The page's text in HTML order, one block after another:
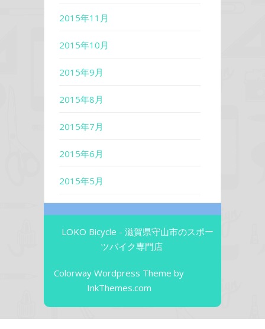
2015年11月
2015年10月
2015年9月
2015年8月
2015年7月
2015年6月
2015年5月
LOKO Bicycle - 滋賀県守山市のスポー
ツバイク専門店
Colorway Wordpress Theme by
InkThemes.com